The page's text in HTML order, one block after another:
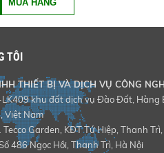
TÔI
THIẾT BỊ VÀ DỊCH VỤ CÔNG
khu đất dịch vụ Đào Đất, Hàng
Việt Nam
Garden, KĐT Tứ Hiệp, Thanh
486 Ngọc Hồi, Thanh Trì, Hà Nội